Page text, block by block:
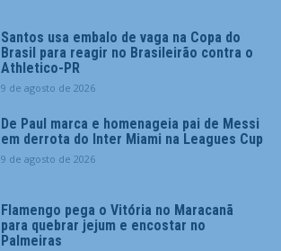
Santos usa embalo de vaga na Copa do
Brasil para reagir no Brasileirão contra o
Athletico-PR
9 de agosto de 2026
De Paul marca e homenageia pai de Messi
em derrota do Inter Miami na Leagues Cup
9 de agosto de 2026
Flamengo pega o Vitória no Maracanã
para quebrar jejum e encostar no
Palmeiras